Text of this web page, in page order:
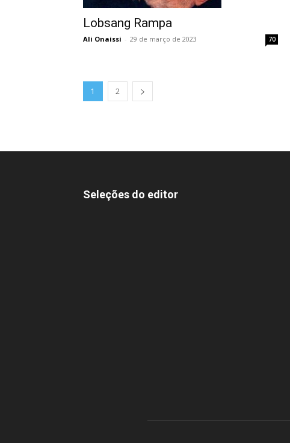
Lobsang Rampa
Ali Onaissi - 29 de março de 2023 70
1 2
Seleções do editor